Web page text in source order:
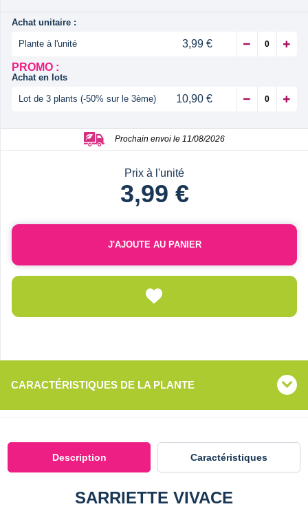
Achat unitaire :
Plante à l'unité
3,99 €
PROMO :
Achat en lots
Lot de 3 plants (-50% sur le 3ème) 10,90 €
Prochain envoi le 11/08/2026
Prix à l'unité
3,99 €
J'AJOUTE AU PANIER
CARACTÉRISTIQUES DE LA PLANTE
Description Caractéristiques
SARRIETTE VIVACE